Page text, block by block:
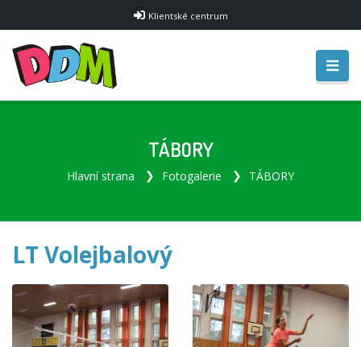
Klientské centrum
TÁBORY
Hlavní strana Fotogalerie TÁBORY
LT Volejbalový